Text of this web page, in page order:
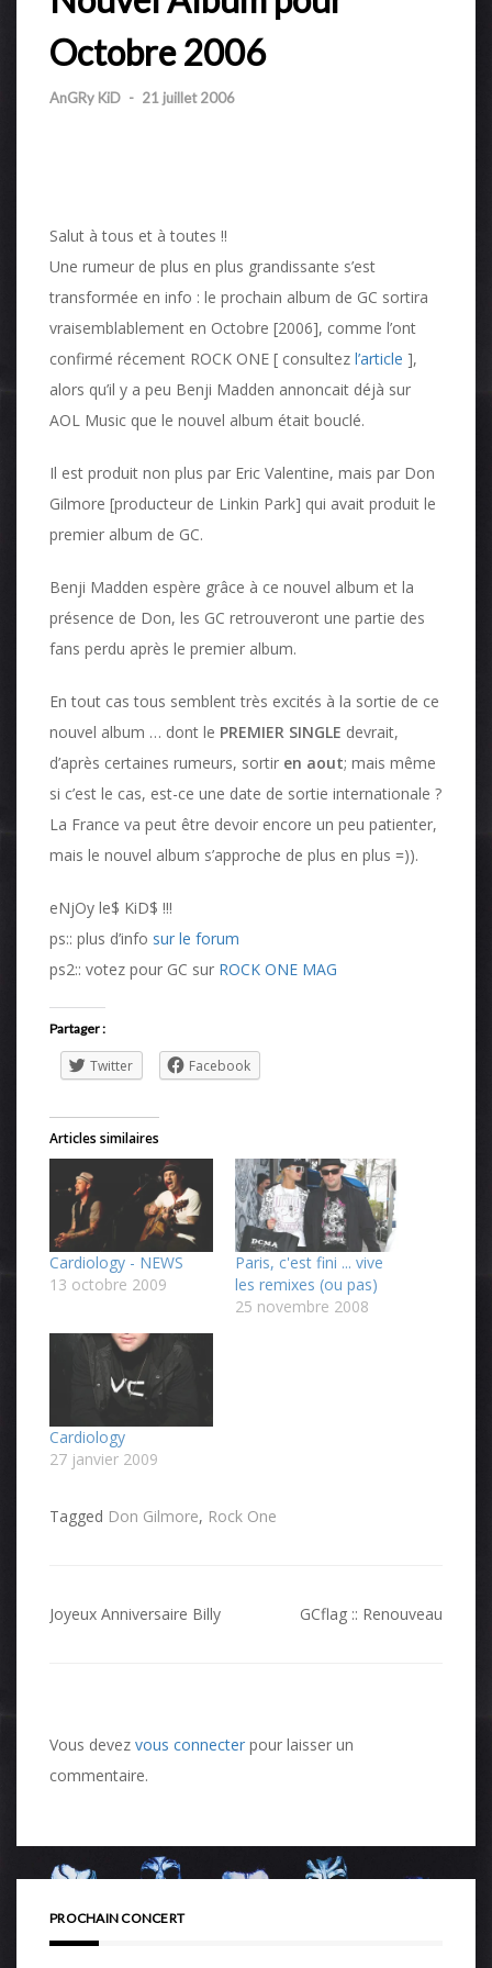
Octobre 2006
AnGRy KiD - 21 juillet 2006
Salut à tous et à toutes !!
Une rumeur de plus en plus grandissante s’est
transformée en info : le prochain album de GC sortira
vraisemblablement en Octobre [2006], comme l’ont
confirmé récement ROCK ONE [ consultez l’article ],
alors qu’il y a peu Benji Madden annoncait déjà sur
AOL Music que le nouvel album était bouclé.
Il est produit non plus par Eric Valentine, mais par Don
Gilmore [producteur de Linkin Park] qui avait produit le
premier album de GC.
Benji Madden espère grâce à ce nouvel album et la
présence de Don, les GC retrouveront une partie des
fans perdu après le premier album.
En tout cas tous semblent très excités à la sortie de ce
nouvel album … dont le PREMIER SINGLE devrait,
d’après certaines rumeurs, sortir en aout; mais même
si c’est le cas, est-ce une date de sortie internationale ?
La France va peut être devoir encore un peu patienter,
mais le nouvel album s’approche de plus en plus =)).
eNjOy le$ KiD$ !!!
ps:: plus d’info sur le forum
ps2:: votez pour GC sur ROCK ONE MAG
Partager :
Twitter Facebook
Articles similaires
Cardiology - NEWS
13 octobre 2009
Paris, c'est fini ... vive
les remixes (ou pas)
25 novembre 2008
Cardiology
27 janvier 2009
Tagged Don Gilmore, Rock One
Navigation
Joyeux Anniversaire Billy GCflag :: Renouveau
Vous devez vous connecter pour laisser un
commentaire.
PROCHAIN CONCERT